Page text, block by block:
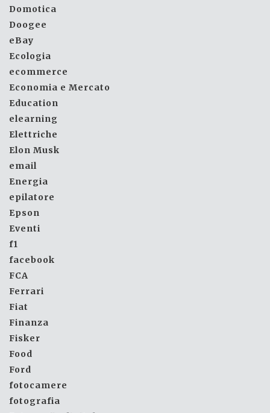
Domotica
Doogee
eBay
Ecologia
ecommerce
Economia e Mercato
Education
elearning
Elettriche
Elon Musk
email
Energia
epilatore
Epson
Eventi
f1
facebook
FCA
Ferrari
Fiat
Finanza
Fisker
Food
Ford
fotocamere
fotografia